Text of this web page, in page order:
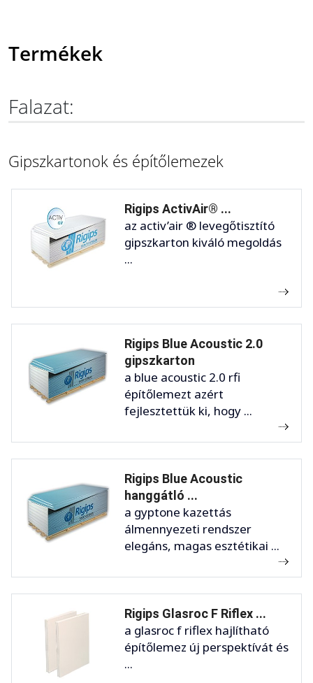
Termékek
Falazat:
Gipszkartonok és építőlemezek
Rigips ActivAir® ...
az activ’air ® levegőtisztító
gipszkarton kiváló megoldás
...
Rigips Blue Acoustic 2.0
gipszkarton
a blue acoustic 2.0 rfi
építőlemezt azért
fejlesztettük ki, hogy ...
Rigips Blue Acoustic
hanggátló ...
a gyptone kazettás
álmennyezeti rendszer
elegáns, magas esztétikai ...
Rigips Glasroc F Riflex ...
a glasroc f riflex hajlítható
építőlemez új perspektívát és
...